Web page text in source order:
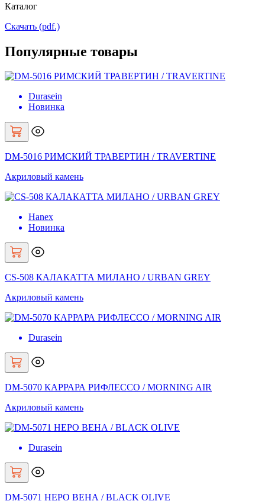
Каталог
Скачать (pdf.)
Популярные товары
Durasein
Новинка
DM-5016 РИМСКИЙ ТРАВЕРТИН / TRAVERTINE
Акриловый камень
Hanex
Новинка
CS-508 КАЛАКАТТА МИЛАНО / URBAN GREY
Акриловый камень
Durasein
DM-5070 КАРРАРА РИФЛЕССО / MORNING AIR
Акриловый камень
Durasein
DM-5071 НЕРО ВЕНА / BLACK OLIVE